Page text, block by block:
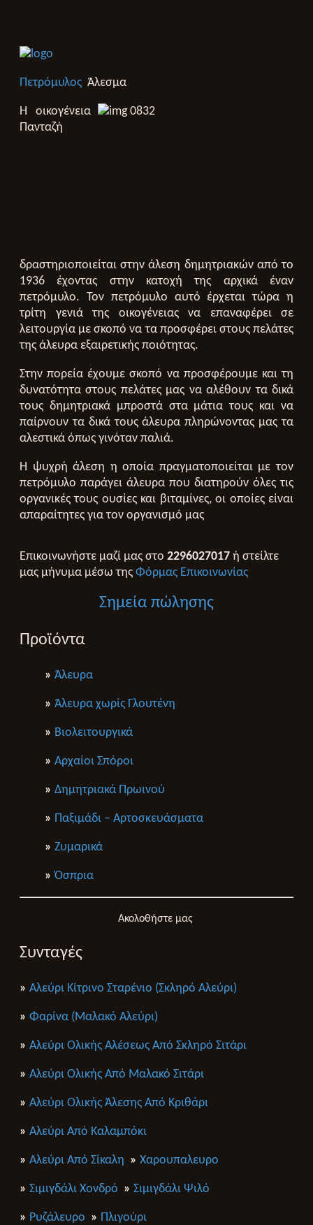
Πετρόμυλος Άλεσμα
Η οικογένεια
Πανταζή
δραστηριοποιείται στην άλεση δημητριακών από το
1936 έχοντας στην κατοχή της αρχικά έναν
πετρόμυλο. Τον πετρόμυλο αυτό έρχεται τώρα η
τρίτη γενιά της οικογένειας να επαναφέρει σε
λειτουργία με σκοπό να τα προσφέρει στους πελάτες
της άλευρα εξαιρετικής ποιότητας.
Στην πορεία έχουμε σκοπό να προσφέρουμε και τη
δυνατότητα στους πελάτες μας να αλέθουν τα δικά
τους δημητριακά μπροστά στα μάτια τους και να
παίρνουν τα δικά τους άλευρα πληρώνοντας μας τα
αλεστικά όπως γινόταν παλιά.
Η ψυχρή άλεση η οποία πραγματοποιείται με τον
πετρόμυλο παράγει άλευρα που διατηρούν όλες τις
οργανικές τους ουσίες και βιταμίνες, οι οποίες είναι
απαραίτητες για τον οργανισμό μας
Επικοινωνήστε μαζί μας στο 2296027017 ή στείλτε
μας μήνυμα μέσω της Φόρμας Επικοινωνίας
Σημεία πώλησης
Προϊόντα
» Άλευρα
» Άλευρα χωρίς Γλουτένη
» Βιολειτουργικά
» Αρχαίοι Σπόροι
» Δημητριακά Πρωινού
» Παξιμάδι – Αρτοσκευάσματα
» Ζυμαρικά
» Όσπρια
Ακολοθήστε μας
Συνταγές
» Αλεύρι Κίτρινο Σταρένιο (Σκληρό Αλεύρι)
» Φαρίνα (Μαλακό Αλεύρι)
» Αλεύρι Ολικής Αλέσεως Από Σκληρό Σιτάρι
» Αλεύρι Ολικής Από Μαλακό Σιτάρι
» Αλεύρι Ολικής Άλεσης Από Κριθάρι
» Αλεύρι Από Καλαμπόκι
» Αλεύρι Από Σίκαλη » Χαρουπαλευρο
» Σιμιγδάλι Χονδρό » Σιμιγδάλι Ψιλό
» Ρυζάλευρο » Πλιγούρι